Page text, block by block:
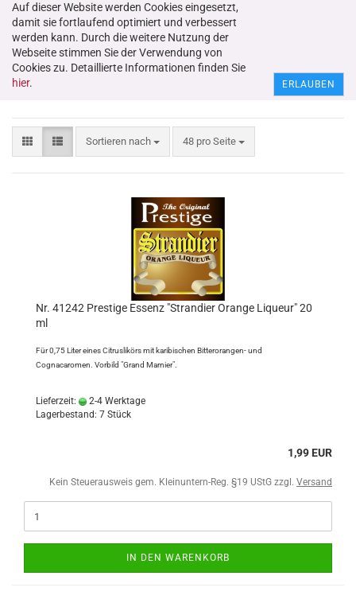
Auf dieser Website werden Cookies eingesetzt,
damit sie fortlaufend optimiert und verbessert
werden kann. Durch die weitere Nutzung der
Webseite stimmen Sie der Verwendung von
Cookies zu. Detaillierte Informationen finden Sie
hier. ERLAUBEN
Zitrusliköre
Sortieren nach 48 pro Seite
Nr. 41242 Prestige Essenz "Strandier Orange Liqueur" 20
ml
Für 0,75 Liter eines Citruslikörs mit karibischen Bitterorangen- und
Cognacaromen. Vorbild "Grand Marnier".
Lieferzeit:
2-4 Werktage
Lagerbestand: 7 Stück
1,99 EUR
Kein Steuerausweis gem. Kleinuntern-Reg. §19 UStG zzgl. Versand
IN DEN WARENKORB